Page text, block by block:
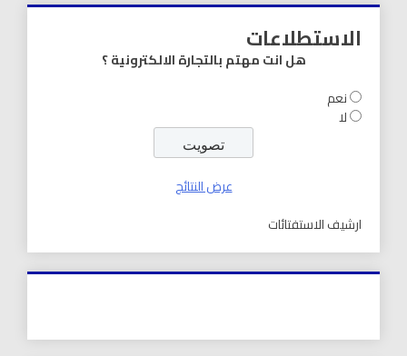
الاستطلاعات
هل انت مهتم بالتجارة الالكترونية ؟
نعم
لا
عرض النتائج
ارشيف الاستفتائات